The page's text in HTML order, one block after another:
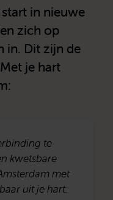
in nieuwe
zich op
in. Dit zijn de
je hart
te
kwetsbare
met
uit je hart.